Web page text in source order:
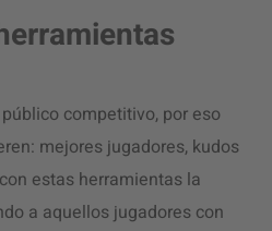
competitivo, por eso
mejores jugadores, kudos
estas herramientas la
a aquellos jugadores con